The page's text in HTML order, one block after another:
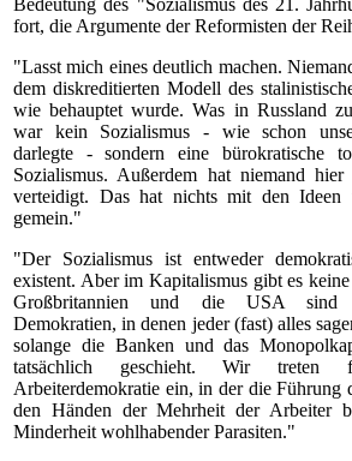
Bedeutung des "Sozialismus des 21.
fort, die Argumente der Reformisten der
"Lasst mich eines deutlich machen.
dem diskreditierten Modell des
wie behauptet wurde. Was in Russland
war kein Sozialismus - wie schon
darlegte - sondern eine bürokratische
Sozialismus. Außerdem hat niemand hier
verteidigt. Das hat nichts mit den
gemein."
"Der Sozialismus ist entweder
existent. Aber im Kapitalismus gibt es
Großbritannien und die USA sind
Demokratien, in denen jeder (fast) alles
solange die Banken und das
tatsächlich geschieht. Wir treten
Arbeiterdemokratie ein, in der die Führung
den Händen der Mehrheit der Arbeiter
Minderheit wohlhabender Parasiten."